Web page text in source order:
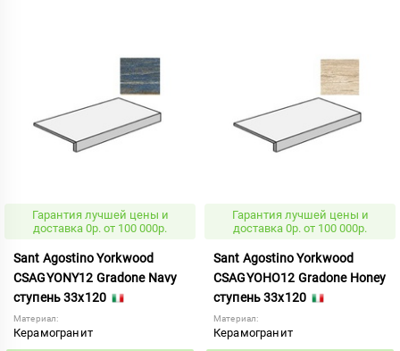
Гарантия лучшей цены и
доставка 0р. от 100 000р.
Sant Agostino Yorkwood
CSAGYONY12 Gradone Navy
ступень 33x120
Материал:
Керамогранит
Гарантия лучшей цены и
доставка 0р. от 100 000р.
Sant Agostino Yorkwood
CSAGYOHO12 Gradone Honey
ступень 33x120
Материал:
Керамогранит